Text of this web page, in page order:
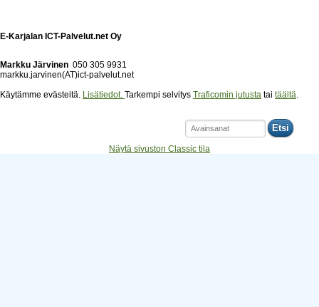
E-Karjalan ICT-Palvelut.net Oy
Markku Järvinen 050 305 9931
markku.jarvinen(AT)ict-palvelut.net
Käytämme evästeitä. Lisätiedot. Tarkempi selvitys Traficomin jutusta tai täältä.
Etsi
Näytä sivuston Classic tila